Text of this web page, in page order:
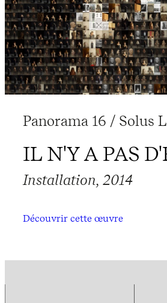
Panorama 16 / Solus
IL N'Y A PAS
Installation, 2014
Découvrir cette œuvre